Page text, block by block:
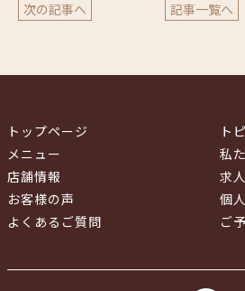
次の記事へ 記事一覧へ
トップページ
メニュー
店舗情報
お客様の声
よくあるご質問
ト
私
求
個
ご